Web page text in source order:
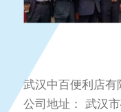
武汉中百便利店有
公司地址：
武汉